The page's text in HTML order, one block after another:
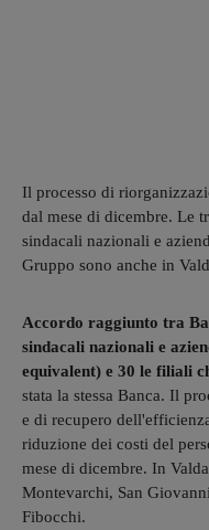
Il processo di
dal mese di dicembre. Le
sindacali nazionali e
Gruppo sono anche in
Accordo raggiunto tra
sindacali nazionali e
equivalent) e 30 le filiali
stata la stessa Banca. Il
e di recupero
riduzione dei costi del
mese di dicembre. In
Montevarchi, San
Fibocchi.